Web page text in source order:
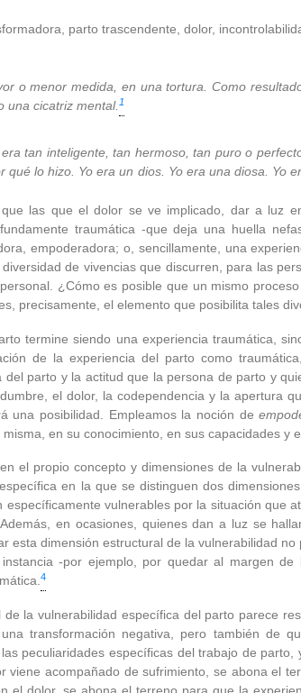
parto trascendente, dolor,
o menor medida, en una tortura. Como
una cicatriz mental. 1
tan inteligente, tan hermoso, tan puro o
quélo hizo. Yo era un dios. Yo era una diosa. Yo
las que el dolor se ve implicado, dar a luz
traumática -que deja una huella
empoderadora; o, sencillamente, una
de vivencias que discurren, para las
¿Cómo es posible que un mismo
precisamente, el elemento que posibilita tales
termine siendo una experiencia traumática,
de la experiencia del parto como
parto y la actitud que la persona de parto y
el dolor, la codependencia y la apertura
una posibilidad. Empleamos la noción de
en su conocimiento, en sus capacidades y
el propio concepto y dimensiones de la
en la que se distinguen dos
vulnerables por la situación que
en ocasiones, quienes dan a luz se
esta dimensión estructural de la vulnerabilidad
-por ejemplo, por quedar al margen
4
la vulnerabilidad específica del parto parece
transformación negativa, pero también de
peculiaridades específicas del trabajo de
acompañado de sufrimiento, se abona el